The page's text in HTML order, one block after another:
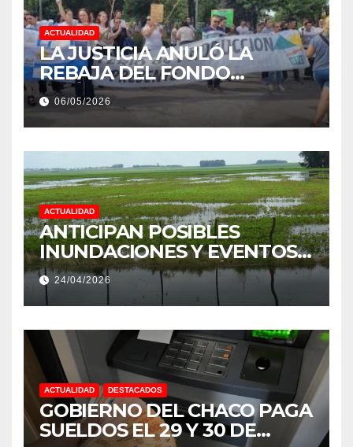
ACTUALIDAD
LA JUSTICIA ANULÓ LA
REBAJA DEL FONDO
ESTÍMULO A EMPLEADOS DE
PRODUCCIÓN DE LA
PROVINCIA DEL CHACO
06/05/2026
ACTUALIDAD
ANTICIPAN POSIBLES
INUNDACIONES Y EVENTOS
EXTREMOS: “PODRÍA SER UN
NIÑO MUY IMPORTANTE”
24/04/2026
ACTUALIDAD DESTACADOS
GOBIERNO DEL CHACO PAGA
SUELDOS EL 29 Y 30 DE